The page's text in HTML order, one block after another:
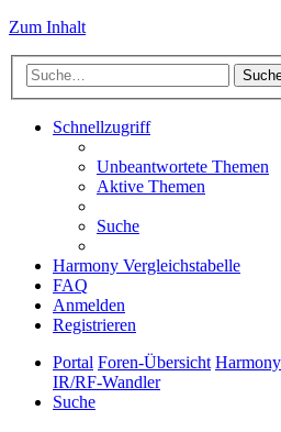
Zum Inhalt
Schnellzugriff
Unbeantwortete Themen
Aktive Themen
Suche
Harmony Vergleichstabelle
FAQ
Anmelden
Registrieren
Portal Foren-Übersicht
IR/RF-Wandler
Suche